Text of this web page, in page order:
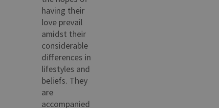
having their
love prevail
amidst their
considerable
differences in
lifestyles and
beliefs. They
are
accompanied